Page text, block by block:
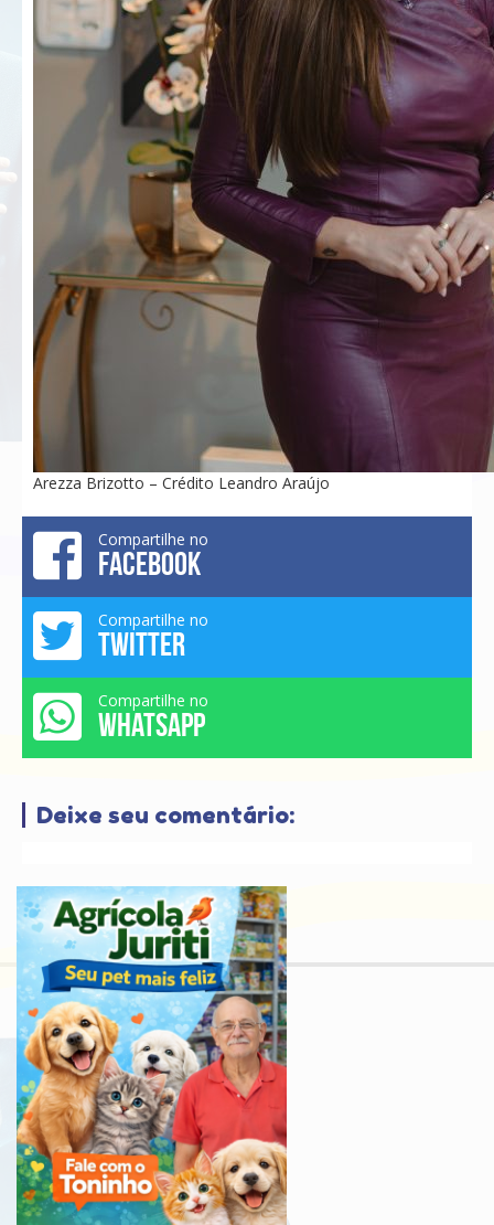
Arezza Brizotto – Crédito Leandro Araújo
Compartilhe no
FACEBOOK
Compartilhe no
TWITTER
Compartilhe no
WHATSAPP
Deixe seu comentário: